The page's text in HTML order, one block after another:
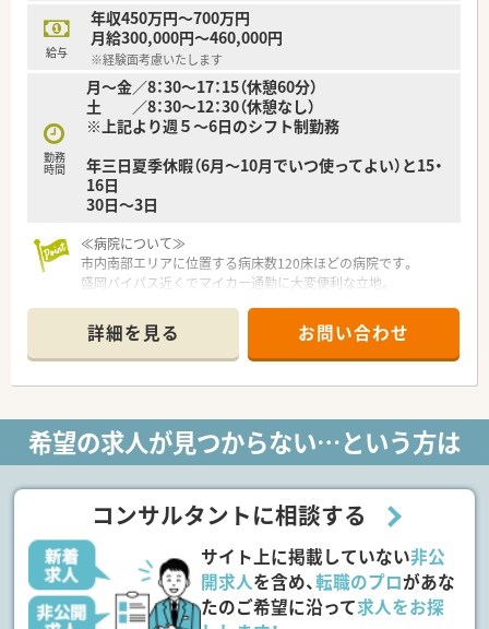
給与
年収450万円～700万円
月給300,000円～460,000円
※経験面考慮いたします
勤務
時間
月～金／8：30～17：15（休憩60分）
土 ／8：30～12：30（休憩なし）
※上記より週５～6日のシフト制勤務
年三日夏季休暇（6月～10月でいつ使ってよい）と15・
16日
30日～3日
≪病院について≫
市内南部エリアに位置する病床数120床ほどの病院です。
盛岡バイパス近くでマイカー通勤に大変便利な立地。
んでいます。
お子さん～高齢者世代まで幅広い年代に利用される医療機関で
す。
コンビニ・スーパー・お弁当屋さんなど近隣に便利なお店もあり
詳細を見る お問い合わせ
希望の求人が見つからない…という方は
コンサルタントに相談する
サイト上に掲載していない非公
開求人を含め、転職のプロがあな
たのご希望に沿って求人をお探